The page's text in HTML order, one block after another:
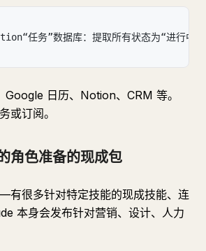
任务”数据库：提取所有状态为“进行中”
Google 日历、Notion、CRM 等。
或订阅。
角色准备的现成包
很多针对特定技能的现成技能、连
本身会发布针对营销、设计、人力